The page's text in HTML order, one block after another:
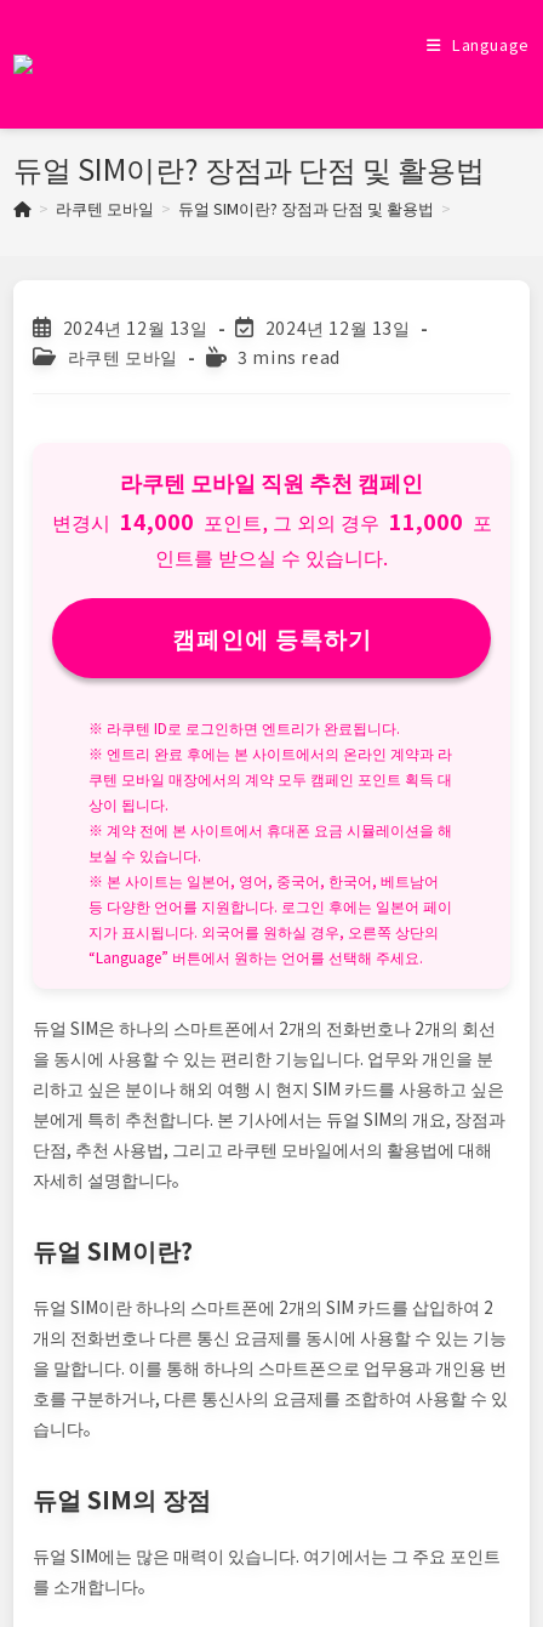
content
Language
듀얼 SIM이란? 장점과 단점 및 활용법
> 라쿠텐 모바일 > 듀얼 SIM이란? 장점과 단점 및 활용법 >
Post
published:
2024년 12월 13일
Post
last
modified:
2024년 12월 13일
Post라쿠텐 모바일
Reading3 mins read
라쿠텐 모바일 직원 추천 캠페인
변경시 14,000 포인트, 그 외의 경우 11,000 포
인트를 받으실 수 있습니다.
캠페인에 등록하기
※ 라쿠텐 ID로 로그인하면 엔트리가 완료됩니다.
※ 엔트리 완료 후에는 본 사이트에서의 온라인 계약과 라
쿠텐 모바일 매장에서의 계약 모두 캠페인 포인트 획득 대
상이 됩니다.
※ 계약 전에 본 사이트에서 휴대폰 요금 시뮬레이션을 해
보실 수 있습니다.
※ 본 사이트는 일본어, 영어, 중국어, 한국어, 베트남어
등 다양한 언어를 지원합니다. 로그인 후에는 일본어 페이
지가 표시됩니다. 외국어를 원하실 경우, 오른쪽 상단의
“Language” 버튼에서 원하는 언어를 선택해 주세요.
듀얼 SIM은 하나의 스마트폰에서 2개의 전화번호나 2개의 회선
을 동시에 사용할 수 있는 편리한 기능입니다. 업무와 개인을 분
리하고 싶은 분이나 해외 여행 시 현지 SIM 카드를 사용하고 싶은
분에게 특히 추천합니다. 본 기사에서는 듀얼 SIM의 개요, 장점과
단점, 추천 사용법, 그리고 라쿠텐 모바일에서의 활용법에 대해
자세히 설명합니다。
듀얼 SIM이란?
듀얼 SIM이란 하나의 스마트폰에 2개의 SIM 카드를 삽입하여 2
개의 전화번호나 다른 통신 요금제를 동시에 사용할 수 있는 기능
을 말합니다. 이를 통해 하나의 스마트폰으로 업무용과 개인용 번
호를 구분하거나, 다른 통신사의 요금제를 조합하여 사용할 수 있
습니다。
듀얼 SIM의 장점
듀얼 SIM에는 많은 매력이 있습니다. 여기에서는 그 주요 포인트
를 소개합니다。